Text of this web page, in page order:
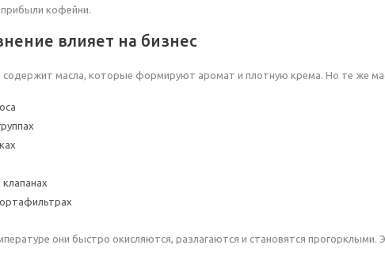
кофейни.
влияет на бизнес
содержит масла, которые формируют аромат и плотную крема. Но те же
они быстро окисляются, разлагаются и становятся